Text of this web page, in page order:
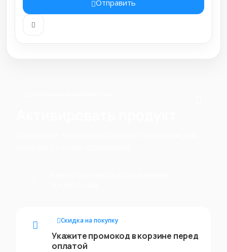
Отправить
Скидка на покупку
Укажите промокод в корзине перед
оплатой